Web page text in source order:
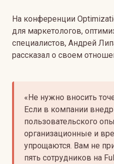
На конференции
для маркетологов,
специалистов, Андрей
рассказал о своем
«Не нужно вносить
Если в компании
пользовательского
организационные и
упрощаются. Вам не
пять сотрудников на